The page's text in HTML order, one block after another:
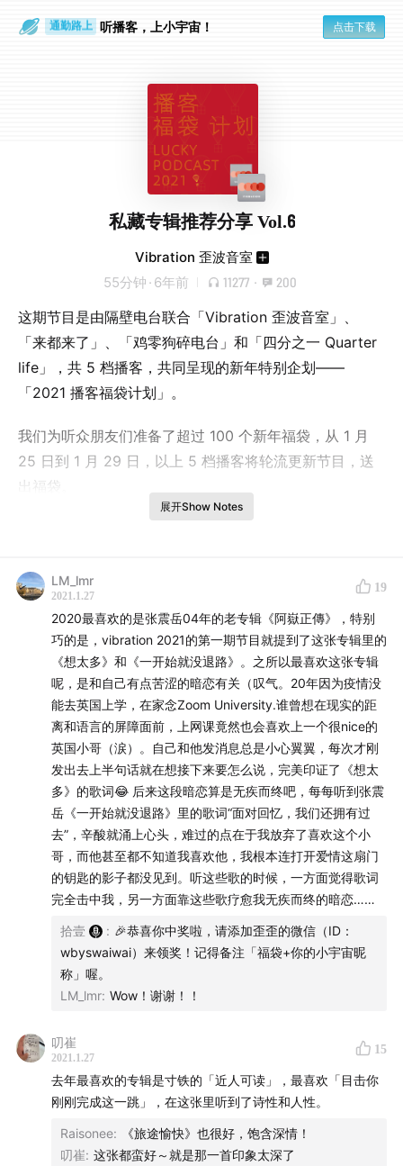
通勤路上 听播客，上小宇宙！ 点击下载
私藏专辑推荐分享 Vol.6
Vibration 歪波音室
55分钟 · 6年前 11277 · 200
这期节目是由隔壁电台联合「Vibration 歪波音室」、
「来都来了」、「鸡零狗碎电台」和「四分之一 Quarter
life」，共 5 档播客，共同呈现的新年特别企划——
「2021 播客福袋计划」。
我们为听众朋友们准备了超过 100 个新年福袋，从 1 月
25 日到 1 月 29 日，以上 5 档播客将轮流更新节目，送
出福袋。
「吻吻鱼」、一起，分别准备了「小鸟 Emoji 礼盒」、
「丁香医生健康日历」、「吻吻鱼保温杯礼盒」 3 大播客
专属礼物。每个福袋中包含 1 个随机产品。
在本期节目中，在评论区分享去年 2020 年你最喜欢的一
张专辑（以及为什么），我将抽出 20 个听众送出福袋。
我将在 1 月 29 日 20:00公布中奖名单，快来参加吧！
📒 节目内容
欢迎收听第 44 期节目。
到会这么快，今年的十二分之一就这么没了。
在这个月要结束之前呢，这次我想分享一些我这个月听到
的，所以大部分都还算是新出的专辑。
和之前的推荐一样，我会介绍一下音乐人和专辑本身，聊
聊自己的听感，接着放上最喜欢的一首歌来给你听。
希望你能从中遇到喜欢的音乐。
展开Show Notes
LM_lmr
2021.1.27
19
2020最喜欢的是张震岳04年的老专辑《阿嶽正傳》，特别
巧的是，vibration 2021的第一期节目就提到了这张专辑里的
《想太多》和《一开始就没退路》。之所以最喜欢这张专辑
呢，是和自己有点苦涩的暗恋有关（叹气。20年因为疫情没
能去英国上学，在家念Zoom University.谁曾想在现实的距
离和语言的屏障面前，上网课竟然也会喜欢上一个很nice的
英国小哥（涙）。自己和他发消息总是小心翼翼，每次才刚
发出去上半句话就在想接下来要怎么说，完美印证了《想太
多》的歌词😂 后来这段暗恋算是无疾而终吧，每每听到张震
岳《一开始就没退路》里的歌词“面对回忆，我们还拥有过
去”，辛酸就涌上心头，难过的点在于我放弃了喜欢这个小
哥，而他甚至都不知道我喜欢他，我根本连打开爱情这扇门
的钥匙的影子都没见到。听这些歌的时候，一方面觉得歌词
完全击中我，另一方面靠这些歌疗愈我无疾而终的暗恋……
拾壹 : 🎉恭喜你中奖啦，请添加歪歪的微信（ID：
wbyswaiwai）来领奖！记得备注「福袋+你的小宇宙昵
称」喔。
LM_lmr: Wow！谢谢！！
叨崔
2021.1.27
15
去年最喜欢的专辑是寸铁的「近人可读」，最喜欢「目击你
刚刚完成这一跳」，在这张里听到了诗性和人性。
Raisonee:
《旅途愉快》也很好，饱含深情！
叨崔: 这张都蛮好～就是那一首印象太深了